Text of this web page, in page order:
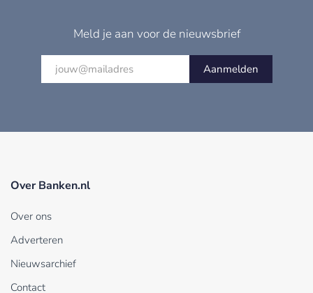
Meld je aan voor de nieuwsbrief
Aanmelden
Over Banken.nl
Over ons
Adverteren
Nieuwsarchief
Contact